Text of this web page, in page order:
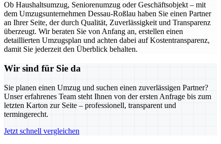
Ob Haushaltsumzug, Seniorenumzug oder Geschäftsobjekt – mit
dem Umzugsunternehmen Dessau-Roßlau haben Sie einen Partner
an Ihrer Seite, der durch Qualität, Zuverlässigkeit und Transparenz
überzeugt. Wir beraten Sie von Anfang an, erstellen einen
detaillierten Umzugsplan und achten dabei auf Kostentransparenz,
damit Sie jederzeit den Überblick behalten.
Wir sind für Sie da
Sie planen einen Umzug und suchen einen zuverlässigen Partner?
Unser erfahrenes Team steht Ihnen von der ersten Anfrage bis zum
letzten Karton zur Seite – professionell, transparent und
termingerecht.
Jetzt schnell vergleichen